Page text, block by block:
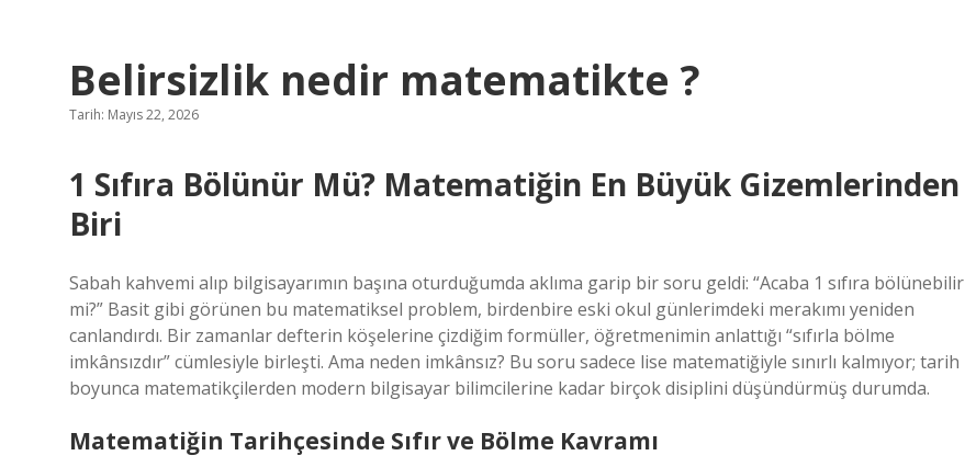
Belirsizlik nedir matematikte ?
Tarih: Mayıs 22, 2026
1 Sıfıra Bölünür Mü? Matematiğin En Büyük Gizemlerinden
Biri
Sabah kahvemi alıp bilgisayarımın başına oturduğumda aklıma garip bir soru geldi: “Acaba 1 sıfıra bölünebilir
mi?” Basit gibi görünen bu matematiksel problem, birdenbire eski okul günlerimdeki merakımı yeniden
canlandırdı. Bir zamanlar defterin köşelerine çizdiğim formüller, öğretmenimin anlattığı “sıfırla bölme
imkânsızdır” cümlesiyle birleşti. Ama neden imkânsız? Bu soru sadece lise matematiğiyle sınırlı kalmıyor; tarih
boyunca matematikçilerden modern bilgisayar bilimcilerine kadar birçok disiplini düşündürmüş durumda.
Matematiğin Tarihçesinde Sıfır ve Bölme Kavramı